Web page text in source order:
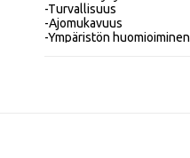
-Turvallisuus
-Ajomukavuus
-Ympäristön huomioiminen